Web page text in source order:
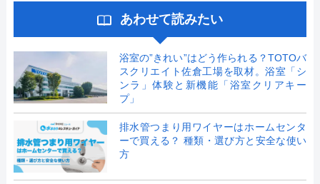
あわせて読みたい
浴室の”きれい”はどう作られる？TOTOバ
スクリエイト佐倉工場を取材。浴室「シ
ンラ」体験と新機能「浴室クリアキー
プ」
排水管つまり用ワイヤーはホームセンタ
ーで買える？ 種類・選び方と安全な使い
方